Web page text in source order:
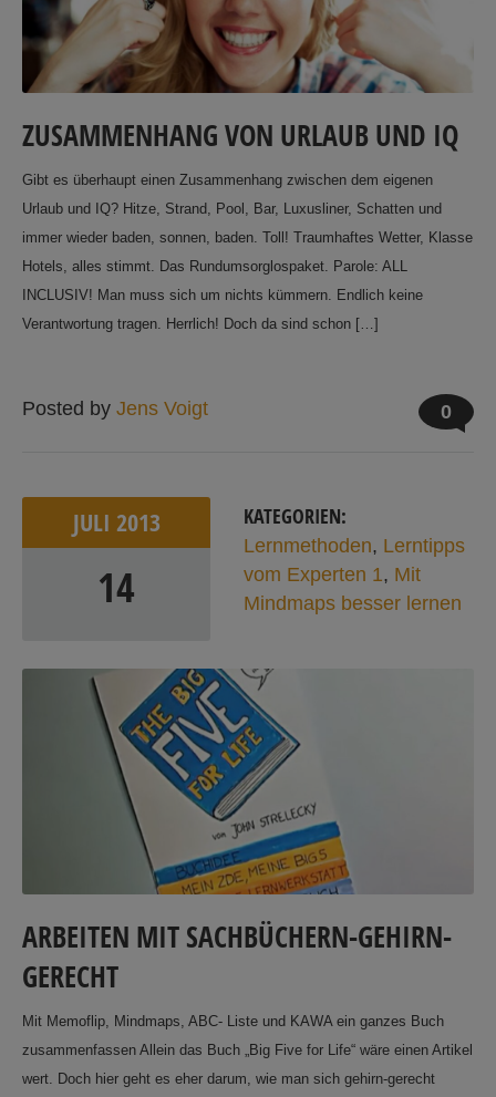
ZUSAMMENHANG VON URLAUB UND IQ
Gibt es überhaupt einen Zusammenhang zwischen dem eigenen
Urlaub und IQ? Hitze, Strand, Pool, Bar, Luxusliner, Schatten und
immer wieder baden, sonnen, baden. Toll! Traumhaftes Wetter, Klasse
Hotels, alles stimmt. Das Rundumsorglospaket. Parole: ALL
INCLUSIV! Man muss sich um nichts kümmern. Endlich keine
Verantwortung tragen. Herrlich! Doch da sind schon […]
Posted by Jens Voigt 0
JULI 2013
14
KATEGORIEN:
Lernmethoden, Lerntipps
vom Experten 1, Mit
Mindmaps besser lernen
ARBEITEN MIT SACHBÜCHERN-GEHIRN-
GERECHT
Mit Memoflip, Mindmaps, ABC- Liste und KAWA ein ganzes Buch
zusammenfassen Allein das Buch „Big Five for Life“ wäre einen Artikel
wert. Doch hier geht es eher darum, wie man sich gehirn-gerecht